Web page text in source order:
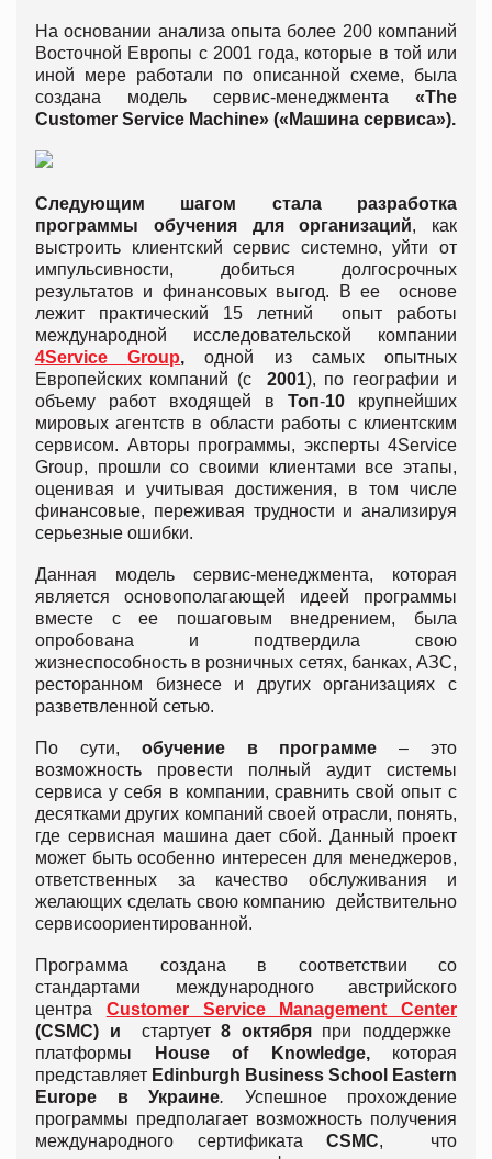
На основании анализа опыта более 200 компаний
Восточной Европы с 2001 года, которые в той или
иной мере работали по описанной схеме, была
создана модель сервис-менеджмента «The
Customer Service Machine» («Машина сервиса»).
Следующим шагом стала разработка
программы обучения для организаций, как
выстроить клиентский сервис системно, уйти от
импульсивности, добиться долгосрочных
результатов и финансовых выгод. В ее основе
лежит практический 15 летний опыт работы
международной исследовательской компании
4ServiceGroup, одной из самых опытных
Европейских компаний (с2001), по географии и
объему работ входящей в Топ-10 крупнейших
мировых агентств в области работы с клиентским
сервисом. Авторы программы, эксперты 4Service
Group, прошли со своими клиентами все этапы,
оценивая и учитывая достижения, в том числе
финансовые, переживая трудности и анализируя
серьезные ошибки.
Данная модель сервис-менеджмента, которая
является основополагающей идеей программы
вместе с ее пошаговым внедрением, была
опробована и подтвердила свою
жизнеспособность в розничных сетях, банках, АЗС,
ресторанном бизнесе и других организациях с
разветвленной сетью.
По сути, обучение в программе – это
возможность провести полный аудит системы
сервиса у себя в компании, сравнить свой опыт с
десятками других компаний своей отрасли, понять,
где сервисная машина дает сбой. Данный проект
может быть особенно интересен для менеджеров,
ответственных за качество обслуживания и
желающих сделать свою компанию действительно
сервисоориентированной.
Программа создана в соответствии со
стандартами международного австрийского
центра Customer Service Management Center
(CSMC) и стартует 8 октябряпри поддержке
платформы
House of Knowledge,которая
представляет Edinburgh Business School
Eastern
Europe в Украине. Успешное прохождение
программы предполагает возможность получения
международного сертификата CSMC, что